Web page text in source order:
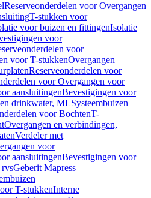
Reserveonderdelen voor Overgangen
T-stukken voor
voor buizen en fittingenIsolatie
voor
voor
voor T-stukkenOvergangen
Reserveonderdelen voor
voor Overgangen voor
aansluitingenBevestigingen voor
drinkwater, MLSysteembuizen
voor BochtenT-
Overgangen en verbindingen,
Verdeler met
voor
aansluitingenBevestigingen voor
rvsGeberit Mapress
T-stukkenInterne